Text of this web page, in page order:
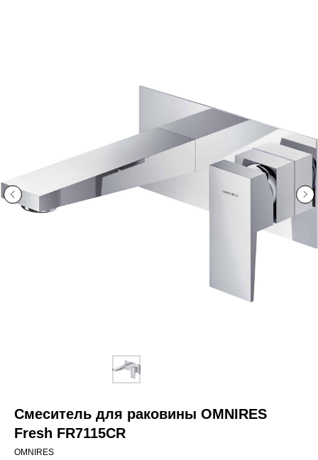
Смеситель для раковины OMNIRES
Fresh FR7115CR
OMNIRES